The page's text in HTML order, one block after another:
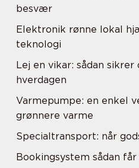
besvær
Elektronik rønne lokal
teknologi
Lej en vikar: sådan
hverdagen
Varmepumpe: en enkel
grønnere varme
Specialtransport: når
Bookingsystem sådan